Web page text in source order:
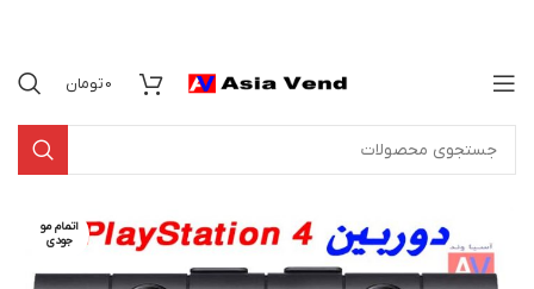
0تومان
اتمام مو
جودی